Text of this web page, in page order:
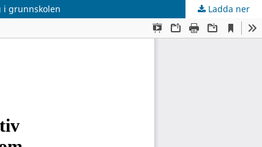
i grunnskolen Ladda ner